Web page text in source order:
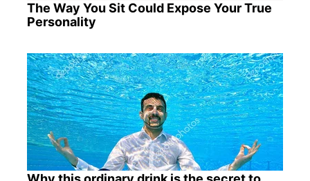
The Way You Sit Could Expose Your True
Personality